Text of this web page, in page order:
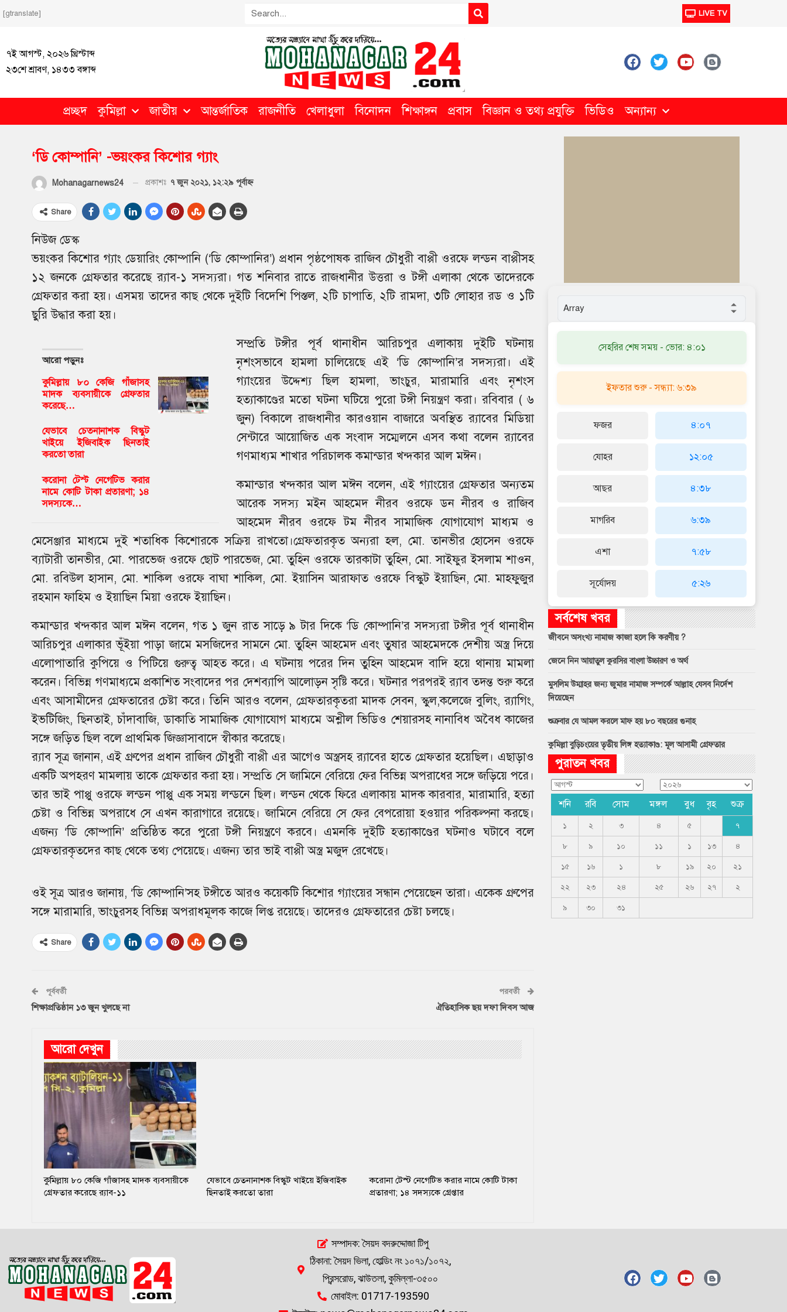
[gtranslate] LIVE TV
৭ই আগস্ট, ২০২৬ খ্রিস্টাব্দ
২৩শে শ্রাবণ, ১৪৩৩ বঙ্গাব্দ
প্রচ্ছদ কুমিল্লা জাতীয় আন্তর্জাতিক রাজনীতি খেলাধুলা বিনোদন শিক্ষাঙ্গন প্রবাস বিজ্ঞান ও তথ্য প্রযুক্তি ভিডিও অন্যান্য
‘ডি কোম্পানি’ -ভয়ংকর কিশোর গ্যাং
Mohanagarnews24 প্রকাশঃ ৭ জুন ২০২১, ১২:২৯ পূর্বাহ্ণ
Share
নিউজ ডেস্ক
ভয়ংকর কিশোর গ্যাং ডেয়ারিং কোম্পানি (‘ডি কোম্পানির’) প্রধান পৃষ্ঠপোষক রাজিব চৌধুরী বাপ্পী ওরফে লন্ডন বাপ্পীসহ
১২ জনকে গ্রেফতার করেছে র‌্যাব-১ সদস্যরা। গত শনিবার রাতে রাজধানীর উত্তরা ও টঙ্গী এলাকা থেকে তাদেরকে
গ্রেফতার করা হয়। এসময় তাদের কাছ থেকে দুইটি বিদেশি পিস্তল, ২টি চাপাতি, ২টি রামদা, ৩টি লোহার রড ও ১টি
ছুরি উদ্ধার করা হয়।
আরো পড়ুনঃ
কুমিল্লায় ৮০ কেজি গাঁজাসহ
মাদক ব্যবসায়ীকে গ্রেফতার
করেছে…
যেভাবে চেতনানাশক বিস্কুট
খাইয়ে ইজিবাইক ছিনতাই
করতো তারা
করোনা টেস্ট নেগেটিভ করার
নামে কোটি টাকা প্রতারণা; ১৪
সদস্যকে…
সম্প্রতি টঙ্গীর পূর্ব থানাধীন আরিচপুর এলাকায় দুইটি ঘটনায়
নৃশংসভাবে হামলা চালিয়েছে এই ‘ডি কোম্পানি’র সদস্যরা। এই
গ্যাংয়ের উদ্দেশ্য ছিল হামলা, ভাংচুর, মারামারি এবং নৃশংস
হত্যাকাণ্ডের মতো ঘটনা ঘটিয়ে পুরো টঙ্গী নিয়ন্ত্রণ করা। রবিবার ( ৬
জুন) বিকালে রাজধানীর কারওয়ান বাজারে অবস্থিত র‌্যাবের মিডিয়া
সেন্টারে আয়োজিত এক সংবাদ সম্মেলনে এসব কথা বলেন র‌্যাবের
গণমাধ্যম শাখার পরিচালক কমান্ডার খন্দকার আল মঈন।
কমান্ডার খন্দকার আল মঈন বলেন, এই গ্যাংয়ের গ্রেফতার অন্যতম
আরেক সদস্য মইন আহমেদ নীরব ওরফে ডন নীরব ও রাজিব
আহমেদ নীরব ওরফে টম নীরব সামাজিক যোগাযোগ মাধ্যম ও
মেসেঞ্জার মাধ্যমে দুই শতাধিক কিশোরকে সক্রিয় রাখতো।গ্রেফতারকৃত অন্যরা হল, মো. তানভীর হোসেন ওরফে
ব্যাটারী তানভীর, মো. পারভেজ ওরফে ছোট পারভেজ, মো. তুহিন ওরফে তারকাটা তুহিন, মো. সাইফুর ইসলাম শাওন,
মো. রবিউল হাসান, মো. শাকিল ওরফে বাঘা শাকিল, মো. ইয়াসিন আরাফাত ওরফে বিস্কুট ইয়াছিন, মো. মাহফুজুর
রহমান ফাহিম ও ইয়াছিন মিয়া ওরফে ইয়াছিন।
কমান্ডার খন্দকার আল মঈন বলেন, গত ১ জুন রাত সাড়ে ৯ টার দিকে ‘ডি কোম্পানি’র সদস্যরা টঙ্গীর পূর্ব থানাধীন
আরিচপুর এলাকার ভূঁইয়া পাড়া জামে মসজিদের সামনে মো. তুহিন আহমেদ এবং তুষার আহমেদকে দেশীয় অস্ত্র দিয়ে
এলোপাতারি কুপিয়ে ও পিটিয়ে গুরুত্ব আহত করে। এ ঘটনায় পরের দিন তুহিন আহমেদ বাদি হয়ে থানায় মামলা
করেন। বিভিন্ন গণমাধ্যমে প্রকাশিত সংবাদের পর দেশব্যাপি আলোড়ন সৃষ্টি করে। ঘটনার পরপরই র‌্যাব তদন্ত শুরু করে
এবং আসামীদের গ্রেফতারের চেষ্টা করে। তিনি আরও বলেন, গ্রেফতারকৃতরা মাদক সেবন, স্কুল,কলেজে বুলিং, র‌্যাগিং,
ইভটিজিং, ছিনতাই, চাঁদাবাজি, ডাকাতি সামাজিক যোগাযোগ মাধ্যমে অশ্লীল ভিডিও শেয়ারসহ নানাবিধ অবৈধ কাজের
সঙ্গে জড়িত ছিল বলে প্রাথমিক জিজ্ঞাসাবাদে স্বীকার করেছে।
র‌্যাব সূত্র জানান, এই গ্রুপের প্রধান রাজিব চৌধুরী বাপ্পী এর আগেও অস্ত্রসহ র‌্যাবের হাতে গ্রেফতার হয়েছিল। এছাড়াও
একটি অপহরণ মামলায় তাকে গ্রেফতার করা হয়। সম্প্রতি সে জামিনে বেরিয়ে ফের বিভিন্ন অপরাধের সঙ্গে জড়িয়ে পরে।
তার ভাই পাপ্পু ওরফে লন্ডন পাপ্পু এক সময় লন্ডনে ছিল। লন্ডন থেকে ফিরে এলাকায় মাদক কারবার, মারামারি, হত্যা
চেষ্টা ও বিভিন্ন অপরাধে সে এখন কারাগারে রয়েছে। জামিনে বেরিয়ে সে ফের বেপরোয়া হওয়ার পরিকল্পনা করছে।
এজন্য ‘ডি কোম্পানি’ প্রতিষ্ঠিত করে পুরো টঙ্গী নিয়ন্ত্রণে করবে। এমনকি দুইটি হত্যাকাণ্ডের ঘটনাও ঘটাবে বলে
গ্রেফতারকৃতদের কাছ থেকে তথ্য পেয়েছে। এজন্য তার ভাই বাপ্পী অস্ত্র মজুদ রেখেছে।
ওই সূত্র আরও জানায়, ‘ডি কোম্পানি’সহ টঙ্গীতে আরও কয়েকটি কিশোর গ্যাংয়ের সন্ধান পেয়েছেন তারা। একেক গ্রুপের
সঙ্গে মারামারি, ভাংচুরসহ বিভিন্ন অপরাধমূলক কাজে লিপ্ত রয়েছে। তাদেরও গ্রেফতারের চেষ্টা চলছে।
Share
পূর্ববর্তী
শিক্ষাপ্রতিষ্ঠান ১৩ জুন খুলছে না
পরবর্তী
ঐতিহাসিক ছয় দফা দিবস আজ
আরো দেখুন
কুমিল্লায় ৮০ কেজি গাঁজাসহ মাদক ব্যবসায়ীকে
গ্রেফতার করেছে র‌্যাব-১১
যেভাবে চেতনানাশক বিস্কুট খাইয়ে ইজিবাইক
ছিনতাই করতো তারা
করোনা টেস্ট নেগেটিভ করার নামে কোটি টাকা
প্রতারণা; ১৪ সদস্যকে গ্রেপ্তার
সেহরির শেষ সময় - ভোর: ৪:০১
ইফতার শুরু - সন্ধ্যা: ৬:৩৯
ফজর
যোহর
আছর
মাগরিব
এশা
সূর্যোদয়
৪:০৭
১২:০৫
৪:৩৮
৬:৩৯
৭:৫৮
৫:২৬
সর্বশেষ খবর
জীবনে অসংখ্য নামাজ কাজা হলে কি করণীয় ?
জেনে নিন আয়াতুল কুরসির বাংলা উচ্চারণ ও অর্থ
মুসলিম উম্মাহর জন্য জুমার নামাজ সম্পর্কে আল্লাহ যেসব নির্দেশ
দিয়েছেন
শুক্রবার যে আমল করলে মাফ হয় ৮০ বছরের গুনাহ
কুমিল্লা বুড়িচংয়ের তৃতীয় লিঙ্গ হত্যাকাণ্ড: মূল আসামী গ্রেফতার
পুরাতন খবর
শনি রবি সোম মঙ্গল বুধ বৃহ শুক্র
১ ২ ৩ ৪ ৫ ৭
৮ ৯ ১০ ১১ ১ ১৩ ৪
১৫ ১৬ ১ ৮ ১৯ ২০ ২১
২২ ২৩ ২৪ ২৫ ২৬ ২৭ ২
৯ ৩০ ৩১
সম্পাদক: সৈয়দ বদরুদ্দোজা টিপু
ঠিকানা: সৈয়দ ভিলা, হোল্ডিং নং ১০৭১/১০৭২,
প্রিন্সরোড, ঝাউতলা, কুমিল্লা-৩৫০০
মোবাইল: 01717-193590